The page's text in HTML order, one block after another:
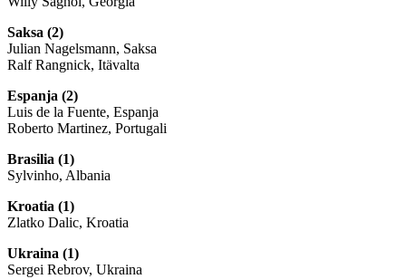
Saksa (2)
Julian Nagelsmann, Saksa
Ralf Rangnick, Itävalta
Espanja (2)
Luis de la Fuente, Espanja
Roberto Martinez, Portugali
Brasilia (1)
Sylvinho, Albania
Kroatia (1)
Zlatko Dalic, Kroatia
Ukraina (1)
Sergei Rebrov, Ukraina